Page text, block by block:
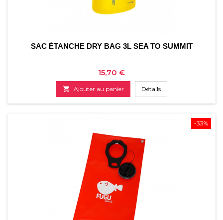
SAC ÉTANCHE DRY BAG 3L SEA TO SUMMIT
Prix
15,70 €
 Ajouter au panier Détails
-33%